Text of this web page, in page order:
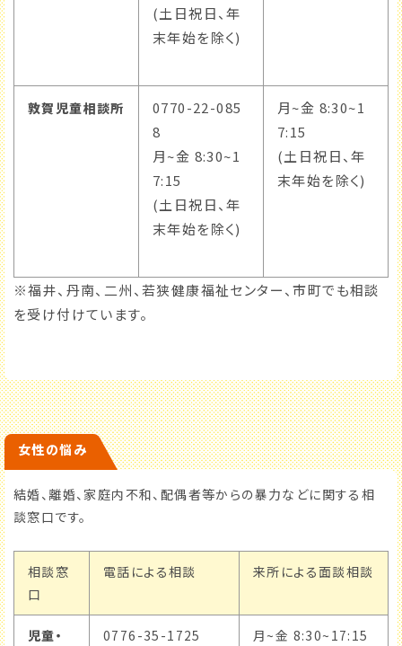
(土日祝日、年
末年始を除く)
敦賀児童相談所
0770-22-085
8
月~金 8:30~1
7:15
(土日祝日、年
末年始を除く)
月~金 8:30~1
7:15
(土日祝日、年
末年始を除く)
※福井、丹南、二州、若狭健康福祉センター、市町でも相談
を受け付けています。
女性の悩み
結婚、離婚、家庭内不和、配偶者等からの暴力などに関する相
談窓口です。
相談窓
口
電話による相談 来所による面談相談
児童・
0776-35-1725
月~金 8:30~17:15